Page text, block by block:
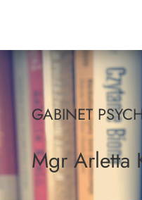
GABINET
Mgr Arletta